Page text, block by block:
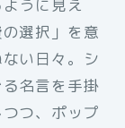
うに見え
選択」を意
い日々。シ
名言を手掛
つ、ポップ